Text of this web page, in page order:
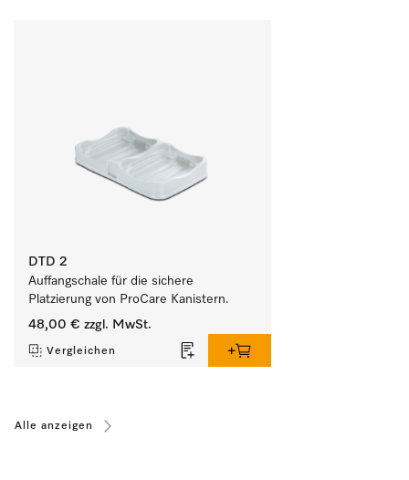
DTD 2
Auffangschale für die sichere
Platzierung von ProCare Kanistern.
48,00 € zzgl. MwSt.
Vergleichen
Alle anzeigen